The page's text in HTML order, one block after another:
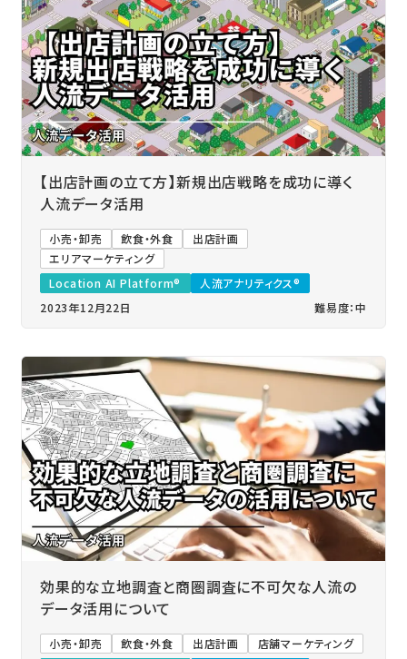
【出店計画の立て方】新規出店戦略を成功に導く
人流データ活用
小売・卸売 飲食・外食
出店計画
エリアマーケティング
Location AI Platform®
人流アナリティクス®
2023年12月22日
難易度：中
効果的な立地調査と商圏調査に不可欠な人流の
データ活用について
小売・卸売 飲食・外食 出店計画
店舗マーケティング